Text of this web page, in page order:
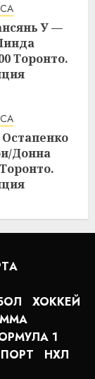
У —
Торонто.
Донна
ХОККЕЙ
MMA
1
НХЛ